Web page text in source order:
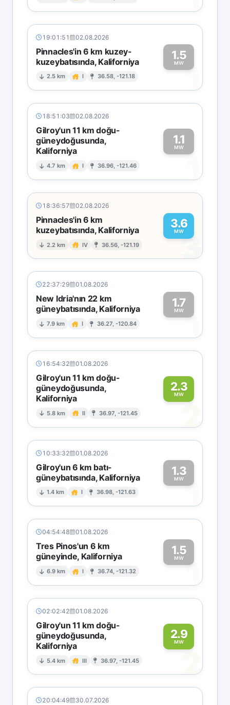
19:01:51 02.08.2026
Pinnacles'in 6 km kuzey-
kuzeybatısında, Kaliforniya
2.5 km I 36.58, -121.18
1.5
MW1
18:51:03 02.08.2026
Gilroy'un 11 km doğu-
güneydoğusunda,
Kaliforniya
4.7 km I 36.96, -121.46
1.1
MW
1
18:36:57 02.08.2026
Pinnacles'in 6 km
kuzeybatısında, Kaliforniya
2.2 km IV 36.56, -121.19
3.6
MW
3
22:37:29 01.08.2026
New Idria'nın 22 km
güneybatısında, Kaliforniya
7.9 km I 36.27, -120.84
1.7
MW1
16:54:32 01.08.2026
Gilroy'un 11 km doğu-
güneydoğusunda,
Kaliforniya
5.8 km II 36.97, -121.45
2.3
MW
2
10:33:32 01.08.2026
Gilroy'un 6 km batı-
güneybatısında, Kaliforniya
1.4 km I 36.98, -121.63
1.3
MW1
04:54:48 01.08.2026
Tres Pinos'un 6 km
güneyinde, Kaliforniya
6.9 km I 36.74, -121.32
1.5
MW1
02:02:42 01.08.2026
Gilroy'un 11 km doğu-
güneydoğusunda,
Kaliforniya
5.4 km III 36.97, -121.45
2.9
MW
2
20:04:49 30.07.2026